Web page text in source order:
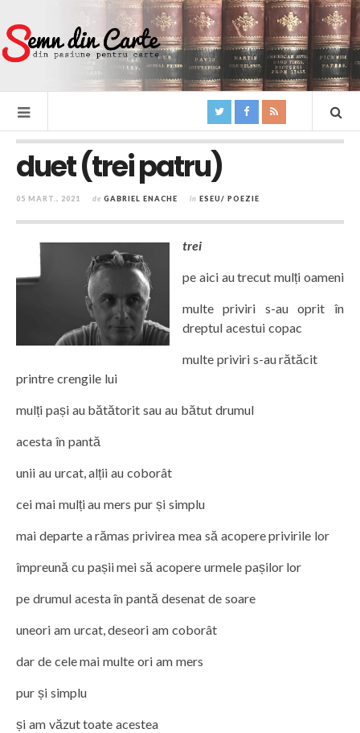
duet (trei patru)
05 MART., 2021 de GABRIEL ENACHE în ESEU/ POEZIE
trei
pe aici au trecut mulți oameni
multe priviri s-au oprit în
dreptul acestui copac
multe priviri s-au rătăcit
printre crengile lui
mulți pași au bătătorit sau au bătut drumul
acesta în pantă
unii au urcat, alții au coborât
cei mai mulți au mers pur și simplu
mai departe a rămas privirea mea să acopere privirile lor
împreună cu pașii mei să acopere urmele pașilor lor
pe drumul acesta în pantă desenat de soare
uneori am urcat, deseori am coborât
dar de cele mai multe ori am mers
pur și simplu
și am văzut toate acestea